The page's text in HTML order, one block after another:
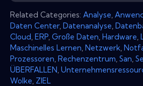
Related Categories: Analyse
Daten Center, Datenanalyse
Cloud ERP Große Daten Hardware
Maschinelles Lernen Netzwerk
Prozessoren Rechenzentrum San
ÜBERFALLEN
Wolke ZIEL